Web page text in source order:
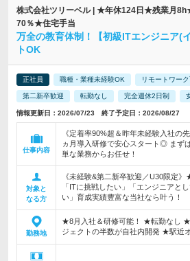
株式会社ツリーベル | ★年休124日★残業月
70％★住宅手当
万全の教育体制！【初級ITエンジニア(
トOK
正社員 職種・業種未経験OK リモートワー
第二新卒歓迎 転勤なし 完全週休2日制
情報更新日：2026/07/23 終了予定日：2026/08/27
仕事内容
《定着率90%超＆昨年未経験入社の
ヵ月導入研修で安心スタート◎ まず
単な業務からお任せ！
対象と
なる方
《未経験&第二新卒歓迎／U30限定
「ITに挑戦したい」「エンジニアと
い」育成実績豊富な当社なら叶う！
勤務地
★8月入社＆研修可能！ ★転勤なし
ジェクトの半数が自社内開発 ★駅近